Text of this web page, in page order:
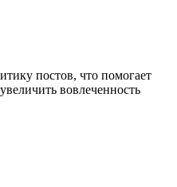
постов, что помогает
вовлеченность